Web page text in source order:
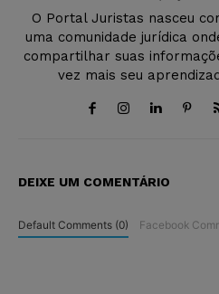
O Portal Juristas nasceu
uma comunidade jurídica
compartilhar suas
vez mais seu
DEIXE UM COMENTÁRIO
Default Comments (0) Facebook